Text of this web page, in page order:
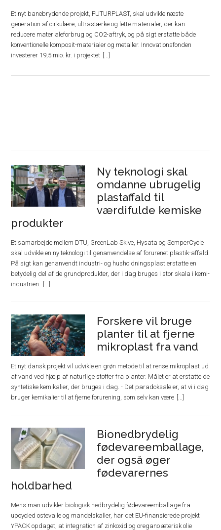
Et nyt banebrydende projekt, FUTURPLAST, skal udvikle næste
generation af cirkulære, ultrastærke og lette materialer, der kan
reducere materialeforbrug og CO2-aftryk, og på sigt erstatte både
konventionelle komposit-materialer og metaller. Innovationsfonden
investerer 19,5 mio. kr. i projektet
Ny teknologi skal
omdanne ubrugelig
plastaffald til
værdifulde kemiske
produkter
Et samarbejde mellem DTU, GreenLab Skive, Hysata og SemperCycle
skal udvikle en ny teknologi til genanvendelse af forurenet plastik-affald.
På sigt kan genanvendt industri- og husholdningsplast erstatte en
betydelig del af de grundprodukter, der i dag bruges i stor skala i kemi-
industrien.
Forskere vil bruge
planter til at fjerne
mikroplast fra vand
Et nyt dansk projekt vil udvikle en grøn metode til at rense mikroplast ud
af vand ved hjælp af naturlige stoffer fra planter. Målet er at erstatte de
syntetiske kemikalier, der bruges i dag. - Det paradoksale er, at vi i dag
bruger kemikalier til at fjerne forurening, som selv kan være
Bionedbrydelig
fødevareemballage,
der også øger
fødevarernes
holdbarhed
Mens man udvikler biologisk nedbrydelig fødevareemballage fra
upcycled ostevalle og mandelskaller, har det EU-finansierede projekt
YPACK opdaget, at integration af zinkoxid og oregano æterisk olie